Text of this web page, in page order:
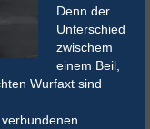
Denn der
Unterschied
zwischem
einem Beil,
Wurfaxt sind